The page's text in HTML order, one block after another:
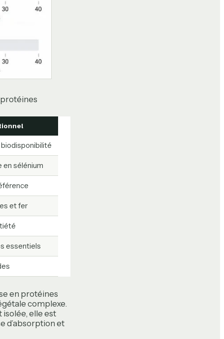
en sélénium
et fer
essentiels
en protéines
complexe.
elle est
d’absorption et